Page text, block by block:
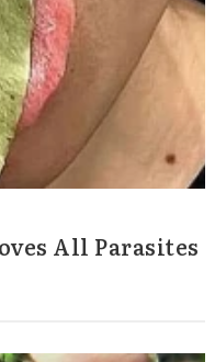
All Parasites